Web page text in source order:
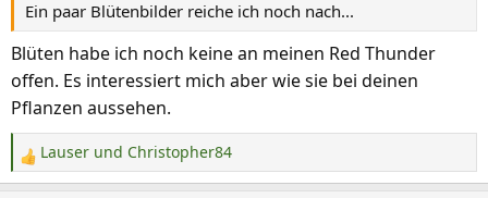
Ein paar Blütenbilder reiche ich noch nach...
Blüten habe ich noch keine an meinen Red Thunder
offen. Es interessiert mich aber wie sie bei deinen
Pflanzen aussehen.
R
e
Lauser und Christopher84